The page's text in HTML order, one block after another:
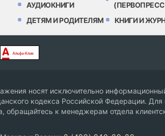
АУДИОКНИГИ
ДЕТЯМ И РОДИТЕЛЯМ
КНИГИ И
носят исключительно
кодекса Российской Федерации.
обращайтесь к менеджерам отдела